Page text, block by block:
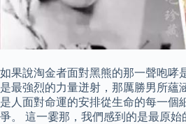
如果說淘金者面對黑熊的那一聲咆哮
是最強烈的力量迸射，那厲勝男所蘊
是人面對命運的安排從生命的每一個
爭。 這一霎那，我們感到的是最原